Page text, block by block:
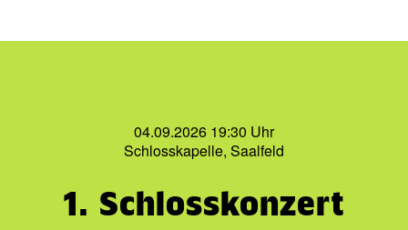
04.09.2026 19:30 Uhr
Schlosskapelle, Saalfeld
1. Schlosskonzert